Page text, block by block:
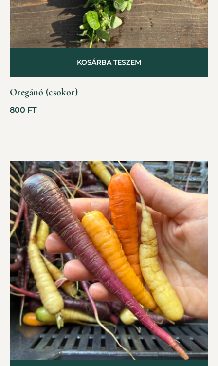
Oregánó (csokor)
800 FT
KOSÁRBA TESZEM